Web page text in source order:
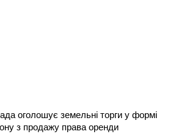
оголошує земельні торги у формі
з продажу права оренди